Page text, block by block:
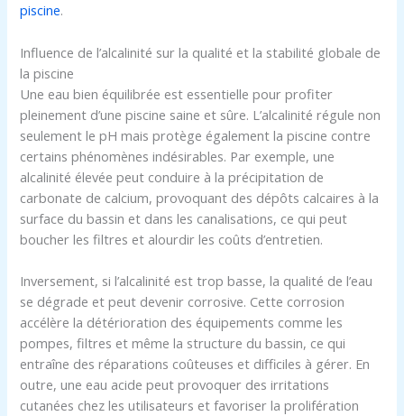
piscine.
Influence de l’alcalinité sur la qualité et la stabilité globale de
la piscine
Une eau bien équilibrée est essentielle pour profiter
pleinement d’une piscine saine et sûre. L’alcalinité régule non
seulement le pH mais protège également la piscine contre
certains phénomènes indésirables. Par exemple, une
alcalinité élevée peut conduire à la précipitation de
carbonate de calcium, provoquant des dépôts calcaires à la
surface du bassin et dans les canalisations, ce qui peut
boucher les filtres et alourdir les coûts d’entretien.
Inversement, si l’alcalinité est trop basse, la qualité de l’eau
se dégrade et peut devenir corrosive. Cette corrosion
accélère la détérioration des équipements comme les
pompes, filtres et même la structure du bassin, ce qui
entraîne des réparations coûteuses et difficiles à gérer. En
outre, une eau acide peut provoquer des irritations
cutanées chez les utilisateurs et favoriser la prolifération